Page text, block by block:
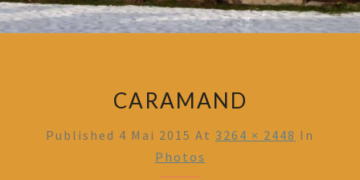
CARAMAND
Published 4 Mai 2015 At 3264 × 2448 In
Photos